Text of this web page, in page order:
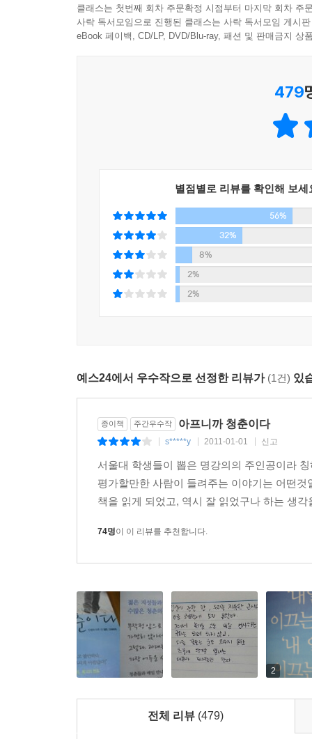
문이 아무리 많아도, 열지 않으면 그냥 벽이야. 되
줄 거야.
젊은 지성들과 가장 많이 공감하고 아파하는 교수
수많은 청춘의 마음을 울린 김난도 교수의 인생 강
서울대학교 김난도 교수가 여러 매체에 기고했
그는 이러저러한 스펙을 쌓으라고 이야기해 주지
돌아보고, 추스르고, 다시 시작하게 된다.”고 한다.
북돋아준다. 그런가 하면 ‘아직 재테크 하지 마
털어놓을 수 있는 삼촌처럼, 든든한 선생님처럼 그
청춘은 ‘불확실성 속에서 미래를 준비하는 시기’
너무 혼자 아파하지 말 것. 불안하니까, 막막하
클래스는 첫번째 회차 주문확정 시점부터 마지막 회차 주
사락 독서모임으로 진행된 클래스는 사락 독서모임 게시
eBook 페이백, CD/LP, DVD/Blu-ray, 패션 및 판매금지 상
479
별점별로 리뷰를 확인해 보세
56%
32%
8%
2%
2%
예스24에서 우수작으로 선정한 리뷰가 (1건) 있
종이책 주간우수작 아프니까 청춘이다
s*****y 2011-01-01 신고
서울대 학생들이 뽑은 명강의의 주인공이라
평가할만한 사람이 들려주는 이야기는 어떤
책을 읽게 되었고, 역시 잘 읽었구나 하는 생
74명이 이 리뷰를 추천합니다.
2
전체 리뷰 (479)